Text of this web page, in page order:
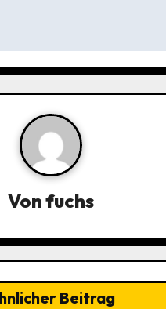
Vonfuchs
Beitrag